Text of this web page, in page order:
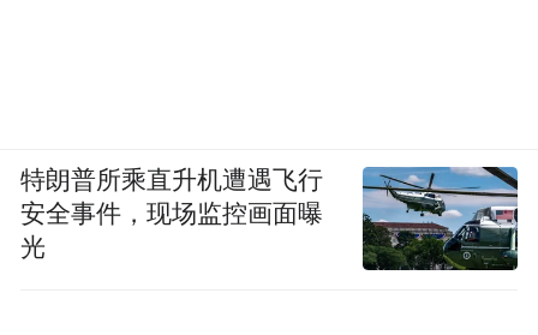
特朗普所乘直升机遭遇飞行
安全事件，现场监控画面曝
光